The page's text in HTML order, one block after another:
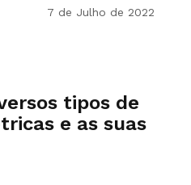
7 de Julho de 2022
tipos de
e as suas